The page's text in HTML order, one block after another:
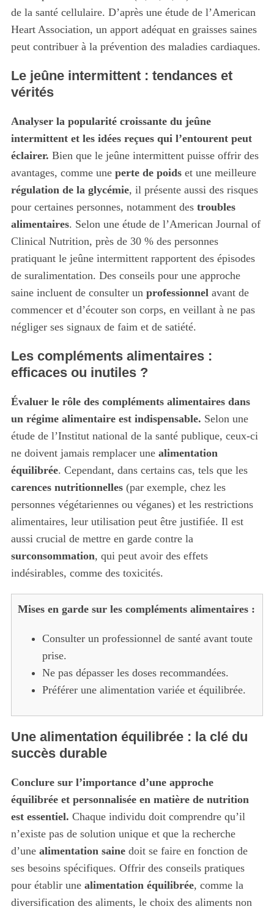
de la santé cellulaire. D’après une étude de l’American
Heart Association, un apport adéquat en graisses saines
peut contribuer à la prévention des maladies cardiaques.
Le jeûne intermittent : tendances et
vérités
Analyser la popularité croissante du jeûne
intermittent et les idées reçues qui l’entourent peut
éclairer. Bien que le jeûne intermittent puisse offrir des
avantages, comme une perte de poidset une meilleure
régulation de la glycémie, il présente aussi des risques
pour certaines personnes, notamment des troubles
alimentaires. Selon une étude de l’American Journal of
Clinical Nutrition, près de 30 % des personnes
pratiquant le jeûne intermittent rapportent des épisodes
de suralimentation. Des conseils pour une approche
saine incluent de consulter un professionnel avant de
commencer et d’écouter son corps, en veillant à ne pas
négliger ses signaux de faim et de satiété.
Les compléments alimentaires :
efficaces ou inutiles ?
Évaluer le rôle des compléments alimentaires dans
un régime alimentaire est indispensable. Selon une
étude de l’Institut national de la santé publique, ceux-ci
ne doivent jamais remplacer une alimentation
équilibrée. Cependant, dans certains cas, tels que les
carences nutritionnelles(par exemple, chez les
personnes végétariennes ou véganes) et les restrictions
alimentaires, leur utilisation peut être justifiée. Il est
aussi crucial de mettre en garde contre la
surconsommation, qui peut avoir des effets
indésirables, comme des toxicités.
Mises en garde sur les compléments alimentaires :
Consulter un professionnel de santé avant toute
prise.
Ne pas dépasser les doses recommandées.
Préférer une alimentation variée et équilibrée.
Une alimentation équilibrée : la clé du
succès durable
Conclure sur l’importance d’une approche
équilibrée et personnalisée en matière de nutrition
est essentiel. Chaque individu doit comprendre qu’il
n’existe pas de solution unique et que la recherche
d’une alimentation sainedoit se faire en fonction de
ses besoins spécifiques. Offrir des conseils pratiques
pour établir une alimentation équilibrée, comme la
diversification des aliments, le choix des aliments non
S
e
c
h
f
o
: